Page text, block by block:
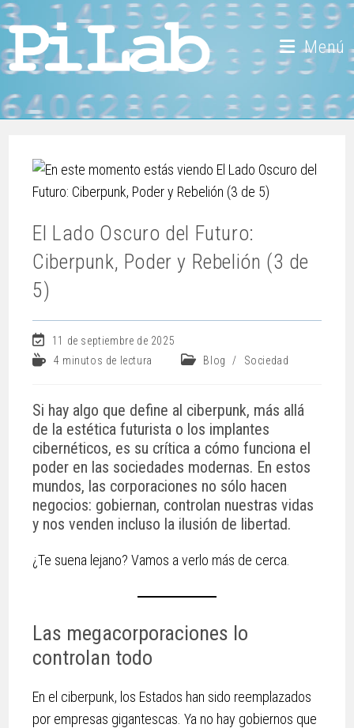
Menú
El Lado Oscuro del Futuro:
Ciberpunk, Poder y Rebelión (3 de
5)
11 de septiembre de 2025
4 minutos de lectura
Blog / Sociedad
Si hay algo que define al ciberpunk, más allá
de la estética futurista o los implantes
cibernéticos, es su crítica a cómo funciona el
poder en las sociedades modernas. En estos
mundos, las corporaciones no sólo hacen
negocios: gobiernan, controlan nuestras vidas
y nos venden incluso la ilusión de libertad.
¿Te suena lejano? Vamos a verlo más de cerca.
Las megacorporaciones lo
controlan todo
En el ciberpunk, los Estados han sido reemplazados
por empresas gigantescas. Ya no hay gobiernos que